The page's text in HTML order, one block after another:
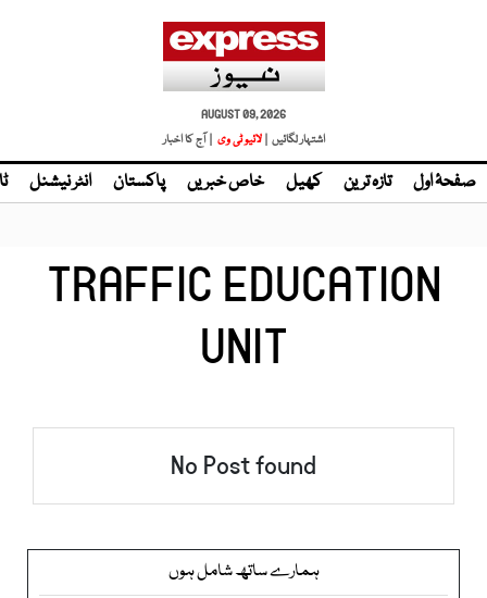
AUGUST 09, 2026
اشتہار لگائیں | لائیو ٹی وی | آج کا اخبار
صفحۂ اول تازہ ترین کھیل خاص خبریں پاکستان انٹر نیشنل
TRAFFIC EDUCATION
UNIT
No Post found
ہمارے ساتھ شامل ہوں